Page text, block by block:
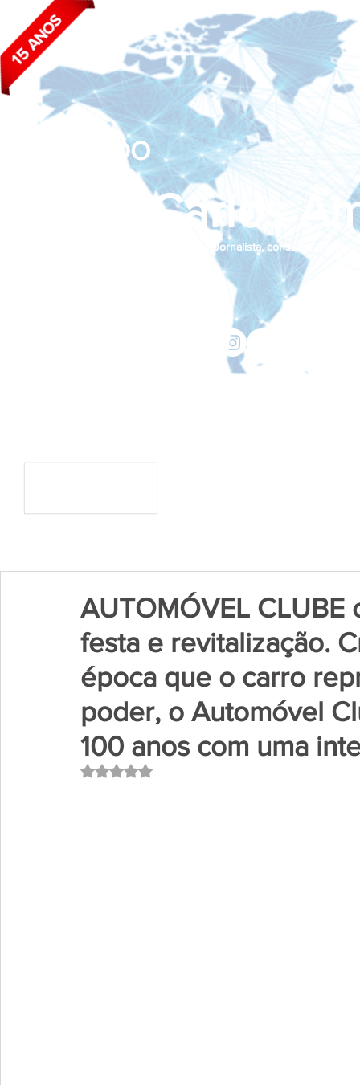
João Carlos
BLOG DO
Jornalista, consultor de
AUTOMÓVEL CLUBE
festa e revitalização.
época que o carro
poder, o Automóvel
100 anos com uma
Avaliado com NaN de 5 estrelas.